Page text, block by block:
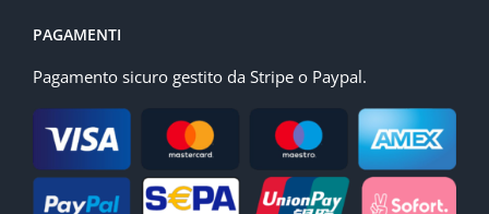
PAGAMENTI
Pagamento sicuro gestito da Stripe o Paypal.